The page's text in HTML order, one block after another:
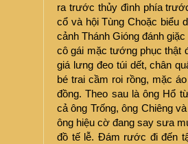
ra trước thủy đình phía
cổ và hội Tùng Choặc biểu
cảnh Thánh Gióng đánh
cô gái mặc tướng phục thật
giá lưng đeo túi dết, chân
bé trai cầm roi rồng, mặc
đồng. Theo sau là ông Hổ
cả ông Trống, ông Chiêng
ông hiệu cờ đang say sưa
đồ tế lễ. Đám rước đi đến